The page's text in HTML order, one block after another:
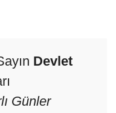
Devlet
Günler